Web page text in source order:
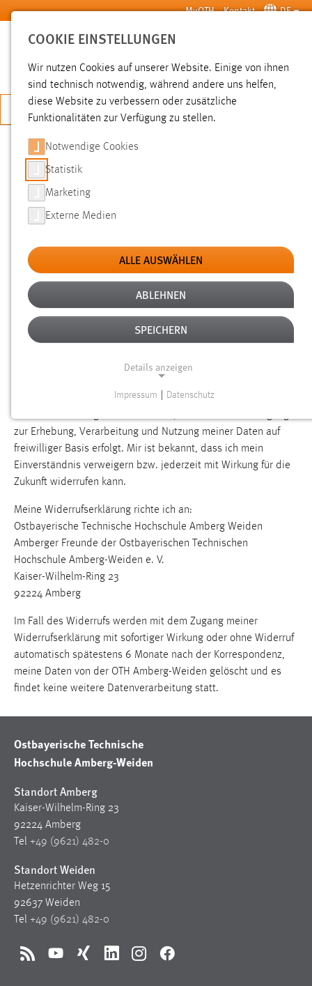
Zum Hauptinhalt springen MyOTH Kontakt DE
SUCHE
JETZT BEWERBEN
Hochschule Kooperationen
Datenschutzerklärung Kontaktformular Amberger Freunde
DATENSCHUTZERKLÄRUNG
KONTAKTFORMULAR AMBERGER
FREUNDE
Ich bin damit einverstanden, dass meine Daten von der
Ostbayerischen Technischen Hochschule (OTH) Amberg-
Weiden unter Berücksichtigung des Bayerischen
Datenschutzgesetzes (BSG) zum Zweck der Kontaktaufnahme
für Ihr Anliegen erhoben, verarbeitet und genutzt werden.
Datenschutzerklärung
https://www.oth-aw.de
zur Erhebung, Verarbeitung und Nutzung meiner Daten auf
freiwilliger Basis erfolgt. Mir ist bekannt, dass ich mein
Einverständnis verweigern bzw. jederzeit mit Wirkung für die
Zukunft widerrufen kann.
Meine Widerrufserklärung richte ich an:
Ostbayerische Technische Hochschule Amberg Weiden
Amberger Freunde der Ostbayerischen Technischen
Hochschule Amberg-Weiden e. V.
Kaiser-Wilhelm-Ring 23
92224 Amberg
Im Fall des Widerrufs werden mit dem Zugang meiner
Widerrufserklärung mit sofortiger Wirkung oder ohne Widerruf
automatisch spätestens 6 Monate nach der Korrespondenz,
meine Daten von der OTH Amberg-Weiden gelöscht und es
findet keine weitere Datenverarbeitung statt.
Ostbayerische Technische
Hochschule Amberg-Weiden
Standort Amberg
Kaiser-Wilhelm-Ring 23
92224 Amberg
Tel +49 (9621) 482-0
Standort Weiden
Hetzenrichter Weg 15
92637 Weiden
Tel +49 (9621) 482-0
RSS YouTubeXing LinkedInInstagramFacebook
COOKIE EINSTELLUNGEN
Wir nutzen Cookies auf unserer Website. Einige von ihnen
sind technisch notwendig, während andere uns helfen,
diese Website zu verbessern oder zusätzliche
Funktionalitäten zur Verfügung zu stellen.
Notwendige Cookies
Statistik
Marketing
Externe Medien
ALLE AUSWÄHLEN
ABLEHNEN
SPEICHERN
Details anzeigen
Notwendige Cookies ermöglichen grundlegende
Funktionen und sind für die einwandfreie Funktion der
Website erforderlich.
Name:
cookie_consent
Zweck:
Dieser Cookie speichert die ausgewählten Einverständnis-
Optionen des Benutzers
Cookie Laufzeit:
1 Jahr
Performance
staticfilecache
Zweck:
Für performante Seitenauslieferung wird in diesem Cookie
Sprachpräferenz
Name:
Zweck:
Das Cookie speichert die gewählte Sprache der Website.
Cookie Laufzeit:
Impressum Datenschutz